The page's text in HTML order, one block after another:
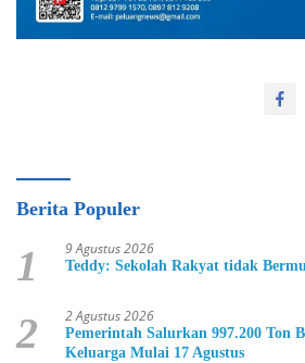
Berita Populer
1 9 Agustus 2026
Teddy: Sekolah Rakyat tidak
2 2 Agustus 2026
Pemerintah Salurkan 997.200 Ton
Keluarga Mulai 17 Agustus